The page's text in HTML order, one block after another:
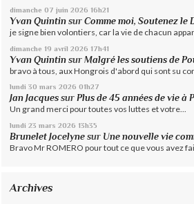
dimanche 07 juin 2026 16h21
Yvan Quintin surComme moi, Soutenez le
je signe bien volontiers, car la vie de chacun
dimanche 19 avril 2026 17h41
Yvan Quintin surMalgré les soutiens de
bravo à tous, aux Hongrois d'abord qui sont su
lundi 30 mars 2026 01h27
Jan Jacques surPlus de 45 années de vie à
Un grand merci pour toutes vos luttes et votre...
lundi 23 mars 2026 13h35
Brunelet Jocelyne sur Une nouvelle vie
Bravo Mr ROMERO pour tout ce que vous avez
Archives